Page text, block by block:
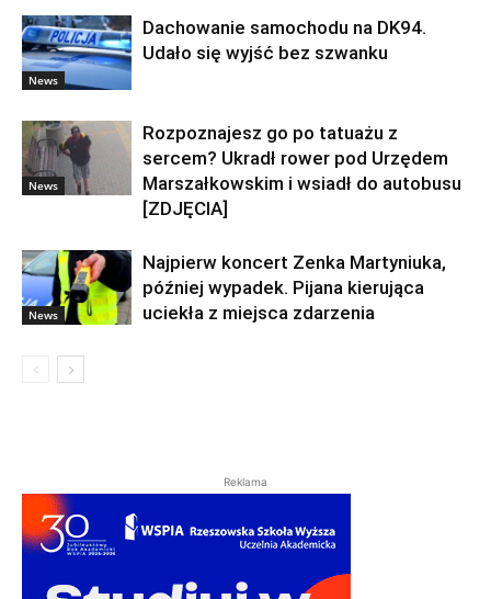
News
Dachowanie samochodu na DK94.
Udało się wyjść bez szwanku
News
Rozpoznajesz go po tatuażu z
sercem? Ukradł rower pod Urzędem
Marszałkowskim i wsiadł do autobusu
[ZDJĘCIA]
News
Najpierw koncert Zenka Martyniuka,
później wypadek. Pijana kierująca
uciekła z miejsca zdarzenia
Reklama